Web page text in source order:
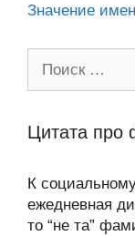
Значение имен
Цитата про
К
ежедневная
то “не та”